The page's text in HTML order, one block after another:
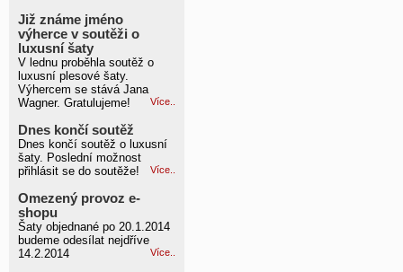
Již známe jméno
výherce v soutěži o
luxusní šaty
V lednu proběhla soutěž o
luxusní plesové šaty.
Výhercem se stává Jana
Wagner. Gratulujeme!
Více..
Dnes končí soutěž
Dnes končí soutěž o luxusní
šaty. Poslední možnost
přihlásit se do soutěže!
Více..
Omezený provoz e-
shopu
Šaty objednané po 20.1.2014
budeme odesílat nejdříve
14.2.2014
Více..